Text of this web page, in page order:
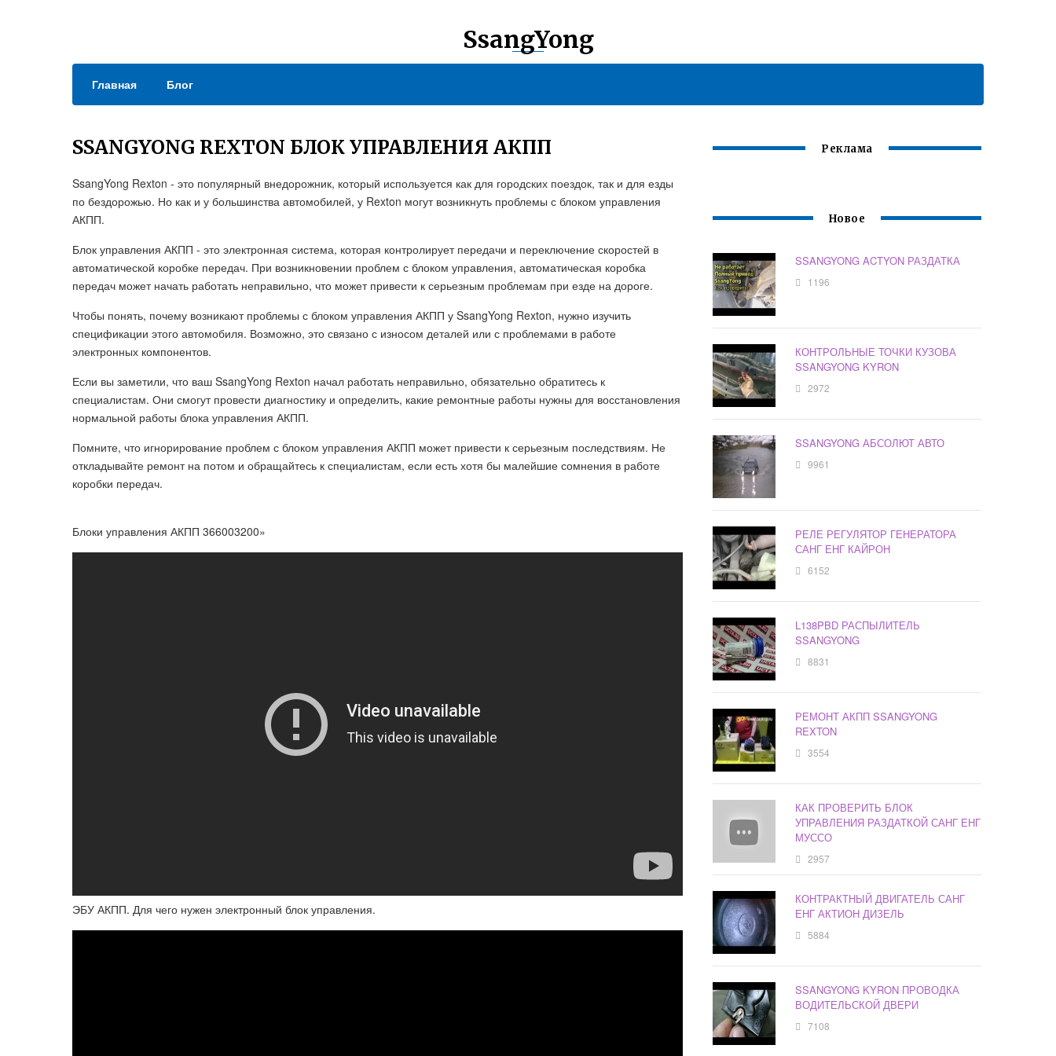
SsangYong
Главная Блог
SSANGYONG REXTON БЛОК УПРАВЛЕНИЯ АКПП
SsangYong Rexton - это популярный внедорожник, который используется как для городских поездок, так и для езды
по бездорожью. Но как и у большинства автомобилей, у Rexton могут возникнуть проблемы с блоком управления
АКПП.
Блок управления АКПП - это электронная система, которая контролирует передачи и переключение скоростей в
автоматической коробке передач. При возникновении проблем с блоком управления, автоматическая коробка
передач может начать работать неправильно, что может привести к серьезным проблемам при езде на дороге.
Чтобы понять, почему возникают проблемы с блоком управления АКПП у SsangYong Rexton, нужно изучить
спецификации этого автомобиля. Возможно, это связано с износом деталей или с проблемами в работе
электронных компонентов.
Если вы заметили, что ваш SsangYong Rexton начал работать неправильно, обязательно обратитесь к
специалистам. Они смогут провести диагностику и определить, какие ремонтные работы нужны для восстановления
нормальной работы блока управления АКПП.
Помните, что игнорирование проблем с блоком управления АКПП может привести к серьезным последствиям. Не
откладывайте ремонт на потом и обращайтесь к специалистам, если есть хотя бы малейшие сомнения в работе
коробки передач.
Блоки управления АКПП 366003200»
ЭБУ АКПП. Для чего нужен электронный блок управления.
Реклама
Новое
SSANGYONG ACTYON РАЗДАТКА
1196
КОНТРОЛЬНЫЕ ТОЧКИ КУЗОВА
SSANGYONG KYRON
2972
SSANGYONG АБСОЛЮТ АВТО
9961
РЕЛЕ РЕГУЛЯТОР ГЕНЕРАТОРА
САНГ ЕНГ КАЙРОН
6152
L138PBD РАСПЫЛИТЕЛЬ
SSANGYONG
8831
РЕМОНТ АКПП SSANGYONG
REXTON
3554
КАК ПРОВЕРИТЬ БЛОК
УПРАВЛЕНИЯ РАЗДАТКОЙ САНГ ЕНГ
МУССО
2957
КОНТРАКТНЫЙ ДВИГАТЕЛЬ САНГ
ЕНГ АКТИОН ДИЗЕЛЬ
5884
SSANGYONG KYRON ПРОВОДКА
ВОДИТЕЛЬСКОЙ ДВЕРИ
7108